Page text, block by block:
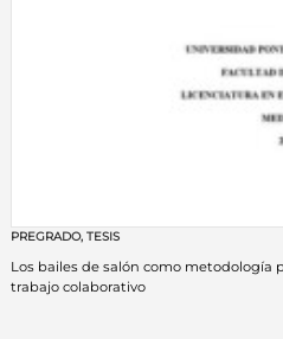
PREGRADO, TESIS
Los bailes de salón como metodología
trabajo colaborativo